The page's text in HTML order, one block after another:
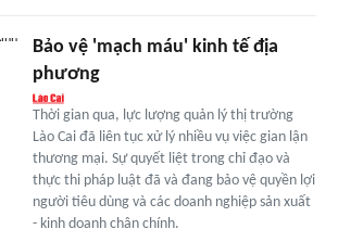
Bảo vệ 'mạch máu' kinh tế địa
phương
Thời gian qua, lực lượng quản lý thị trường
Lào Cai đã liên tục xử lý nhiều vụ việc gian lận
thương mại. Sự quyết liệt trong chỉ đạo và
thực thi pháp luật đã và đang bảo vệ quyền lợi
người tiêu dùng và các doanh nghiệp sản xuất
- kinh doanh chân chính.